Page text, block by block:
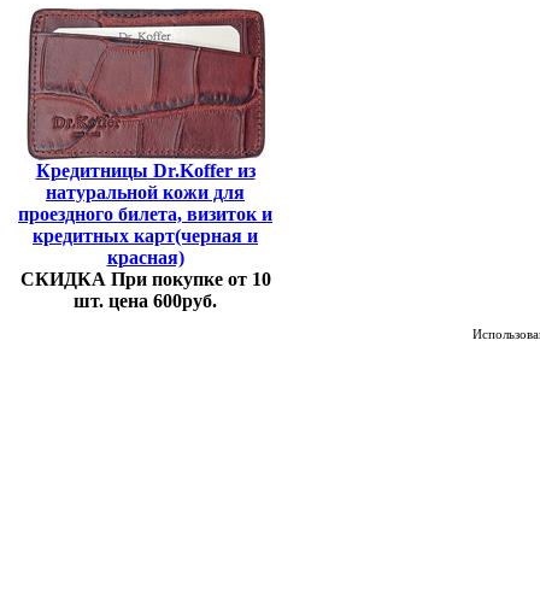
Кредитницы Dr.Koffer из
натуральной кожи для
проездного билета, визиток и
кредитных карт(черная и
красная)
СКИДКА При покупке от 10
шт. цена 600руб.